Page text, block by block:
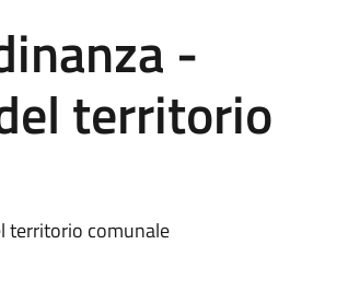
-
territorio
territorio comunale